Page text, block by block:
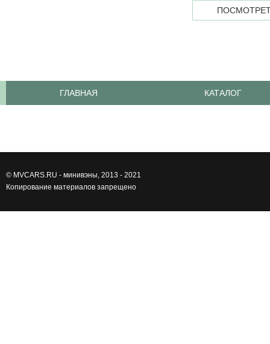
ГЛАВНАЯ КАТАЛОГ
© MVCARS.RU - минивэны , 2013 - 2021
Копирование материалов запрещено